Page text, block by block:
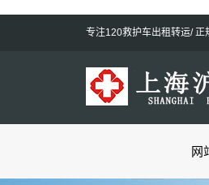
专注120救护车出租转运/ 正
网